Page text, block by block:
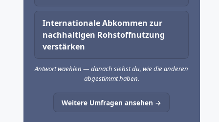
Internationale Abkommen zur
nachhaltigen Rohstoffnutzung
verstärken
Antwort waehlen — danach siehst du, wie die anderen
abgestimmt haben.
Weitere Umfragen ansehen →